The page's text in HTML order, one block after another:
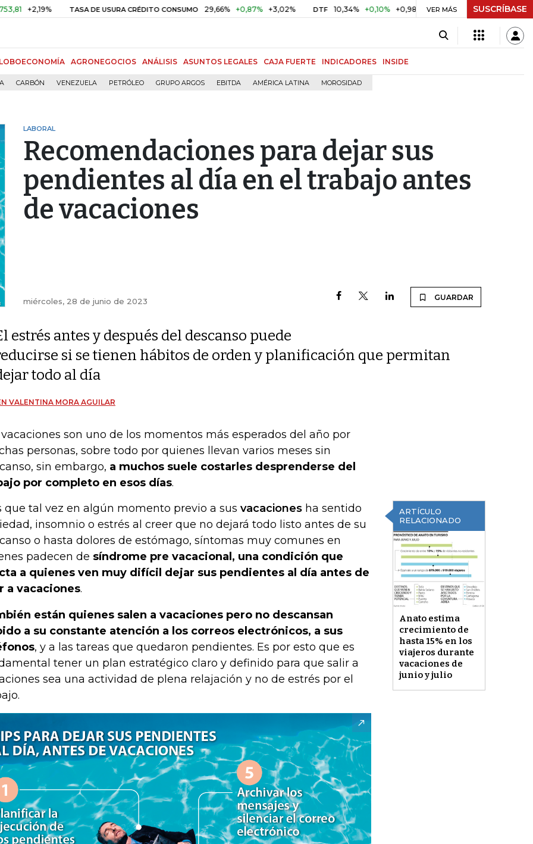
TASA DE USURA CRÉDITO CONSUMO 29,66% +0,87% +3,02% DTF 10,34% +0,10% +0,98% UVR $ 416,91 +$ 0,05 +0,01%
VER MÁS SUSCRÍBASE
AGRONEGOCIOS ANÁLISIS ASUNTOS LEGALES CAJA FUERTE INDICADORES INSIDE
CARBÓN VENEZUELA PETRÓLEO GRUPO ARGOS EBITDA AMÉRICA LATINA MOROSIDAD
LABORAL
Recomendaciones para dejar sus
pendientes al día en el trabajo antes
de vacaciones
miércoles, 28 de junio de 2023 GUARDAR
estrés antes y después del descanso puede
si se tienen hábitos de orden y planificación que permitan
todo al día
VALENTINA MORA AGUILAR
vacaciones son uno de los momentos más esperados del año por
personas, sobre todo por quienes llevan varios meses sin
sin embargo, a muchos suele costarles desprenderse del
por completo en esos días.
ARTÍCULO
RELACIONADO
Anato estima
crecimiento de
hasta 15% en los
viajeros durante
vacaciones de
junio y julio
que tal vez en algún momento previo a sus vacaciones ha sentido
insomnio o estrés al creer que no dejará todo listo antes de su
o hasta dolores de estómago, síntomas muy comunes en
padecen de síndrome pre vacacional, una condición que
a quienes ven muy difícil dejar sus pendientes al día antes de
a vacaciones.
están quienes salen a vacaciones pero no descansan
a su constante atención a los correos electrónicos, a sus
, y a las tareas que quedaron pendientes. Es por esto que es
tener un plan estratégico claro y definido para que salir a
sea una actividad de plena relajación y no de estrés por el